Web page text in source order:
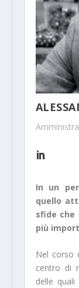
In un
quello
sfide che
più
Nel corso
centro di
delle